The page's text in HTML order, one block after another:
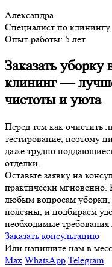
Александра
Специалист по клинингу
Опыт работы: 5 лет
Заказать
клининг —
чистоты и уюта
Перед тем как очистить
тестирование, поэтому
даже трудно
отделки.
Оставьте заявку на
практически мгновенно.
любым вопросам
полезны, и подбираем
необходимые
Заказать консультацию
Или напишите нам в
Max WhatsApp Telegram